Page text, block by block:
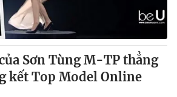
Sơn Tùng M-TP thẳng
kết Top Model Online